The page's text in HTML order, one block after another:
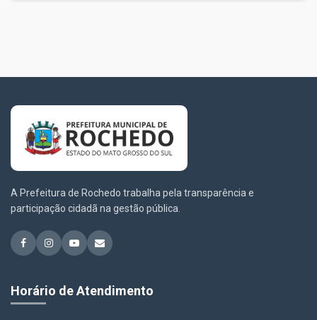
A Prefeitura de Rochedo trabalha pela transparência e
participação cidadã na gestão pública.
Horário de Atendimento